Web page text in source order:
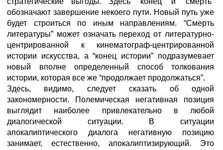
обозначают завершение некоего пути. Новый путь уже
будет строиться по иным направлениям. “Смерть
литературы” может означать переход от литературно-
центрированной к кинематограф-центрированной
истории искусства, а “конец истории” подразумевает
новый вполне определенный способ толкования
истории, которая все же “продолжает продолжаться”.
Здесь, видимо, следует сказать об одной
закономерности. Полемическая негативная позиция
выглядит наиболее привлекательно в любой
диалогической ситуации. В ситуации
апокалиптического диалога негативную позицию
занимает, естественно, апокалиптизирующий. Это